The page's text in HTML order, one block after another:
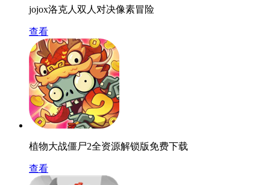
jojox洛克人双人对决像素冒险
查看
植物大战僵尸2全资源解锁版免费下载
查看